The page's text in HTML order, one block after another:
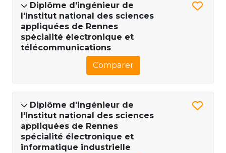
Diplôme d'ingénieur de
l'Institut national des sciences
appliquées de Rennes
spécialité électronique et
télécommunications
Comparer
Diplôme d'ingénieur de
l'Institut national des sciences
appliquées de Rennes
spécialité électronique et
informatique industrielle